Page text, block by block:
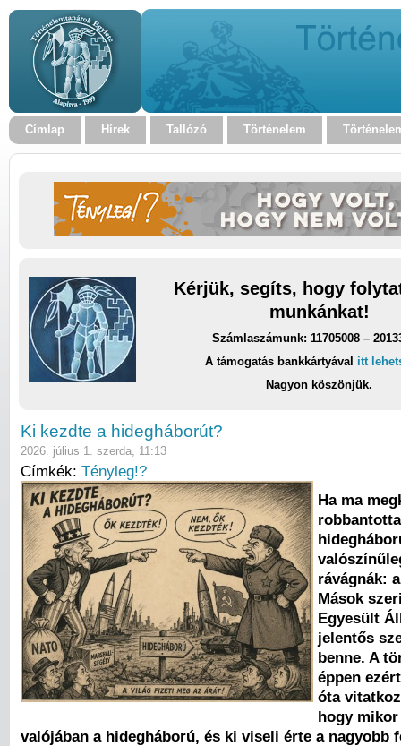
Címlap Hírek Tallózó Történelem
Kérjük, segíts, hogy
munkánkat!
Számlaszámunk: 11705008 –
A támogatás bankkártyával itt
Nagyon köszönjük.
Ki kezdte a hidegháborút?
2026. július 1. szerda, 11:13
Címkék: Tényleg!?
Ha ma
rávágnák:
Mások
Egyesült
jelentős
benne. A
éppen
óta
hogy
valójában a hidegháború, és ki viseli érte a nagyobb